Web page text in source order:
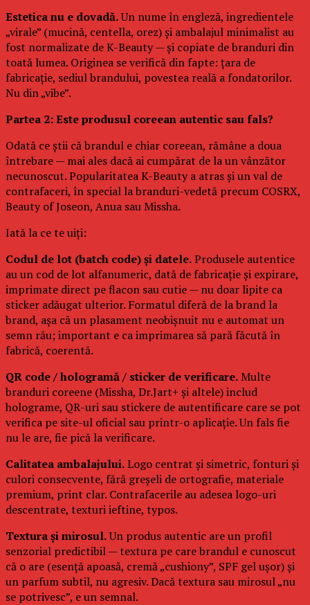
Estetica nu e dovadă.Un nume în engleză, ingredientele
„virale” (mucină, centella, orez) și ambalajul minimalist au
fost normalizate de K-Beauty — și copiate de branduri din
toată lumea. Originea se verifică din fapte: țara de
fabricație, sediul brandului, povestea reală a fondatorilor.
Nu din „vibe”.
Partea 2: Este produsul coreean autentic sau fals?
Odată ce știi că brandul e chiar coreean, rămâne a doua
întrebare — mai ales dacă ai cumpărat de la un vânzător
necunoscut. Popularitatea K-Beauty a atras și un val de
contrafaceri, în special la branduri-vedetă precum COSRX,
Beauty of Joseon, Anua sau Missha.
Iată la ce te uiți:
Codul de lot (batch code) și datele.Produsele autentice
au un cod de lot alfanumeric, dată de fabricație și expirare,
imprimate direct pe flacon sau cutie — nu doar lipite ca
sticker adăugat ulterior. Formatul diferă de la brand la
brand, așa că un plasament neobișnuit nu e automat un
semn rău; important e ca imprimarea să pară făcută în
fabrică, coerentă.
QR code / hologramă / sticker de verificare.Multe
branduri coreene (Missha, Dr.Jart+ și altele) includ
holograme, QR-uri sau stickere de autentificare care se pot
verifica pe site-ul oficial sau printr-o aplicație. Un fals fie
nu le are, fie pică la verificare.
Calitatea ambalajului.Logo centrat și simetric, fonturi și
culori consecvente, fără greșeli de ortografie, materiale
premium, print clar. Contrafacerile au adesea logo-uri
descentrate, texturi ieftine, typos.
Textura și mirosul.Un produs autentic are un profil
senzorial predictibil — textura pe care brandul e cunoscut
că o are (esență apoasă, cremă „cushiony”, SPF gel ușor) și
un parfum subtil, nu agresiv. Dacă textura sau mirosul „nu
se potrivesc”, e un semnal.